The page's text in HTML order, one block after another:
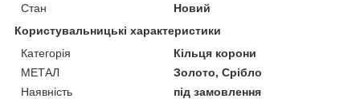
Стан
Новий
Користувальницькі характеристики
Категорія
Кільця корони
МЕТАЛ
Золото, Срібло
Наявність
під замовлення